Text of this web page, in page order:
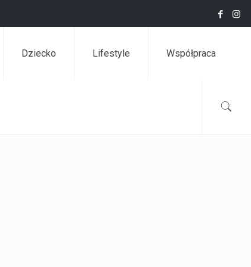
Dziecko Lifestyle Współpraca